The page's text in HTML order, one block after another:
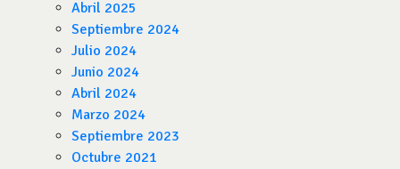
Abril 2025
Septiembre 2024
Julio 2024
Junio 2024
Abril 2024
Marzo 2024
Septiembre 2023
Octubre 2021